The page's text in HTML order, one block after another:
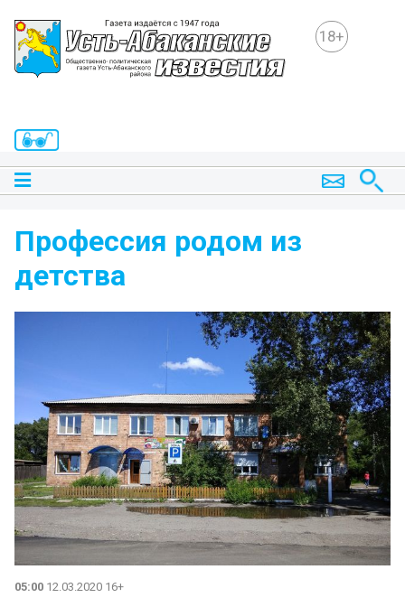
18+
Профессия родом из
детства
05:00 12.03.2020 16+